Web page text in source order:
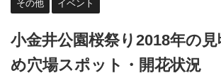
その他 イベント
小金井公園桜祭り2018年の
め穴場スポット・開花状況